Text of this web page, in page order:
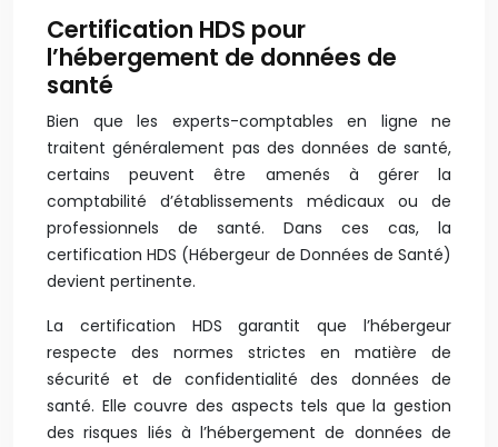
Certification HDS pour
l’hébergement de données de
santé
Bien que les experts-comptables en ligne ne
traitent généralement pas des données de santé,
certains peuvent être amenés à gérer la
comptabilité d’établissements médicaux ou de
professionnels de santé. Dans ces cas, la
certification HDS (Hébergeur de Données de Santé)
devient pertinente.
La certification HDS garantit que l’hébergeur
respecte des normes strictes en matière de
sécurité et de confidentialité des données de
santé. Elle couvre des aspects tels que la gestion
des risques liés à l’hébergement de données de